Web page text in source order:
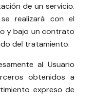
de un servicio.
realizará con el
y bajo un contrato
del tratamiento.
al Usuario
obtenidos a
expreso de